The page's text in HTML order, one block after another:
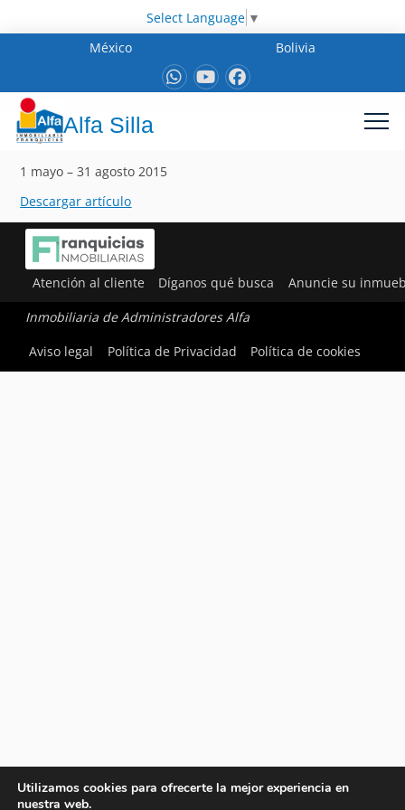
Select Language ▼
México
Bolivia
Alfa Silla
1 mayo – 31 agosto 2015
Descargar artículo
Atención al cliente Díganos qué busca Anuncie su
Inmobiliaria de Administradores Alfa
Aviso legal
Política de Privacidad Política de cookies
Utilizamos cookies para ofrecerte la mejor experiencia en
nuestra web.